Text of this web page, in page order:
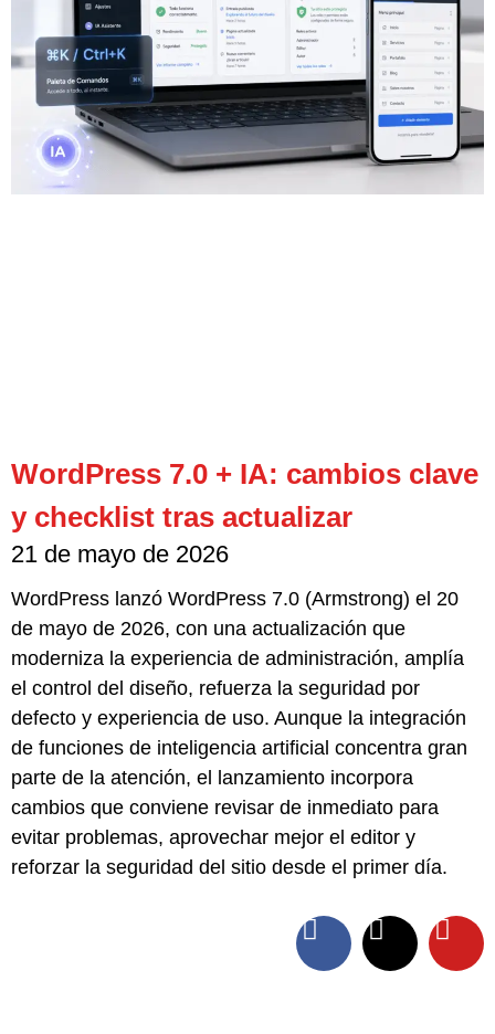
WordPress 7.0 + IA: cambios clave
y checklist tras actualizar
21 de mayo de 2026
WordPress lanzó WordPress 7.0 (Armstrong) el 20
de mayo de 2026, con una actualización que
moderniza la experiencia de administración, amplía
el control del diseño, refuerza la seguridad por
defecto y experiencia de uso. Aunque la integración
de funciones de inteligencia artificial concentra gran
parte de la atención, el lanzamiento incorpora
cambios que conviene revisar de inmediato para
evitar problemas, aprovechar mejor el editor y
reforzar la seguridad del sitio desde el primer día.